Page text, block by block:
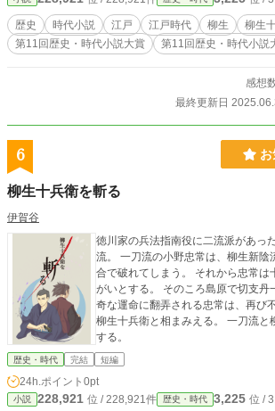
歴史 時代小説 江戸 江戸時代 柳生 柳生
第11回歴史・時代小説大賞
第11回歴史・時代小説
感想
最終更新日
6
柳生十兵衛を斬る
伊賀谷
徳川家の兵法指南役に二流派があっ
流。 一刀流の小野忠常は、柳生新陰
合で破れてしまう。 それから忠常は
がいとする。 そのころ島原で切支丹
奇な運命に翻弄される忠常は、再び
柳生十兵衛と相まみえる。 一刀流と
する。
歴史・時代 完結 短編
24h.ポイント 0pt
小説 228,921 位 / 228,921件 歴史・時代 3,225 位 /